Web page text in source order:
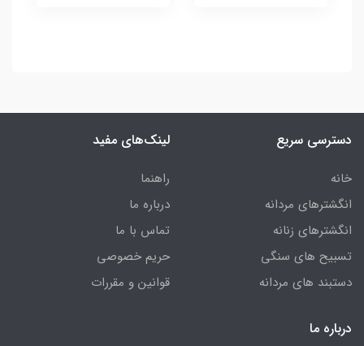
دسترسی سریع
خانه
انگشترهای مردانه
انگشترهای زنانه
تسبیح های سنگی
دستبند های مردانه
لینک‌های مفید
راهنما
درباره ما
تماس با ما
حریم خصوصی
قوانین و مقررات
درباره ما